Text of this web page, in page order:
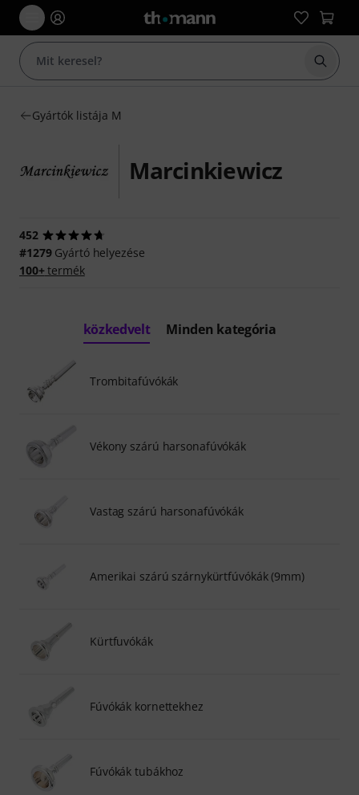
Gyártók listája M
Marcinkiewicz
452
#1279Gyártó helyezése
100+termék
közkedvelt Minden kategória
Trombitafúvókák
Vékony szárú harsonafúvókák
Vastag szárú harsonafúvókák
Amerikai szárú szárnykürtfúvókák (9mm)
Kürtfuvókák
Fúvókák kornettekhez
Fúvókák tubákhoz